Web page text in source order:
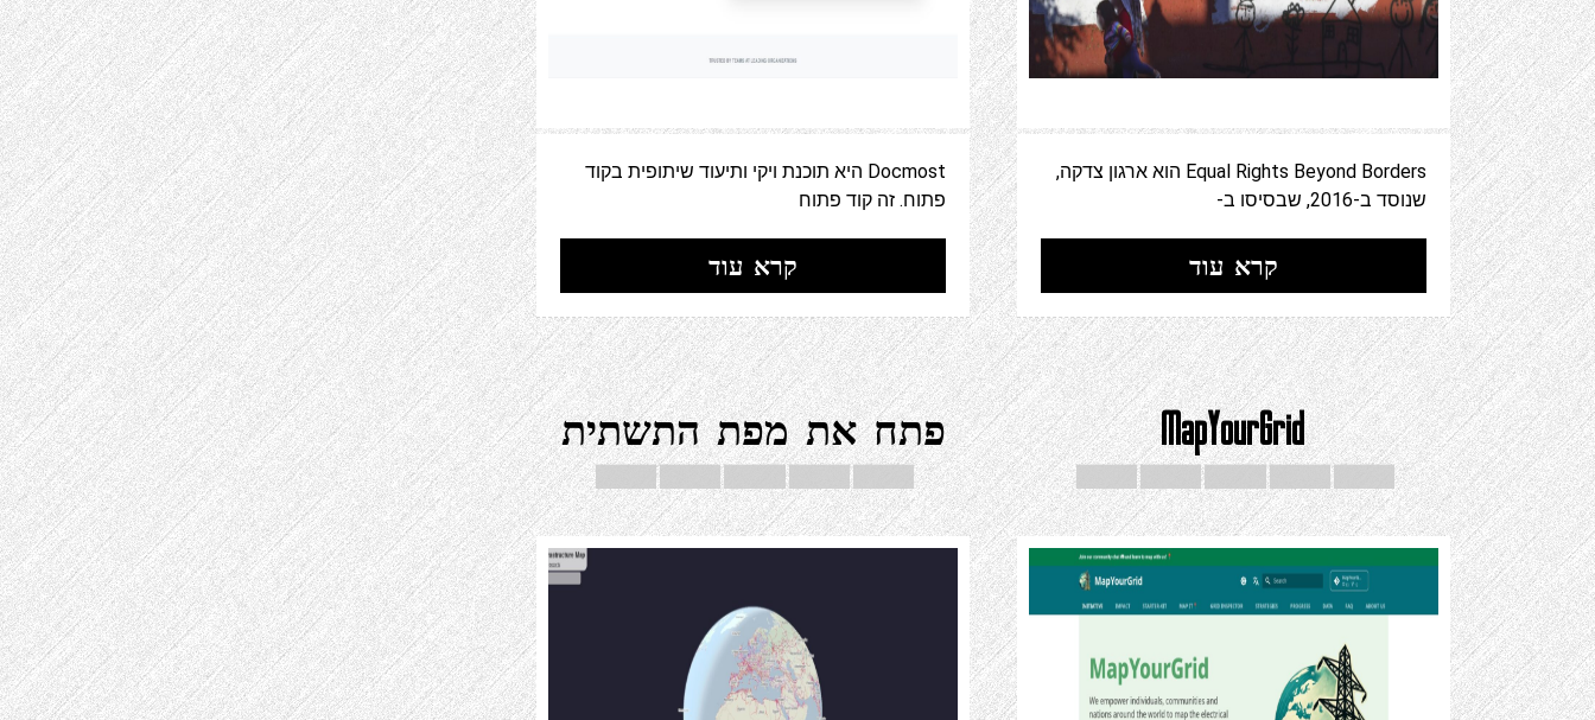
Equal Rights Beyond Borders הוא ארגון צדקה,
שנוסד ב-2016, שבסיסו ב-
קרא עוד
Docmost היא תוכנת ויקי ותיעוד שיתופית בקוד
פתוח. זה קוד פתוח
קרא עוד
MapYourGrid פתח את מפת התשתית